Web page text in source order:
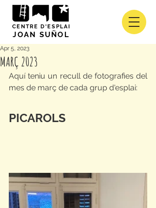
CENTRE D'ESPLAI
JOAN SUÑOL
MARÇ 2023
Apr 5, 2023
Aquí teniu un recull de fotografies del
mes de març de cada grup d'esplai:
PICAROLS